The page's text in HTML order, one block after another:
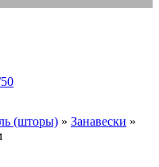
(шторы) » Занавески »